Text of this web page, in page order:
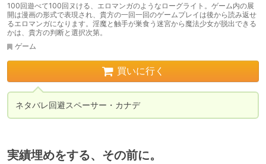
100回遊べて100回ヌける、エロマンガのようなローグライト。ゲーム内の展
開は漫画の形式で表現され、貴方の一回一回のゲームプレイは後から読み返せ
るエロマンガになります。淫魔と触手が巣食う迷宮から魔法少女が脱出できる
かは、貴方の判断と選択次第。
ゲーム
買いに行く
ネタバレ回避スペーサー・カナデ
実績埋めをする、その前に。